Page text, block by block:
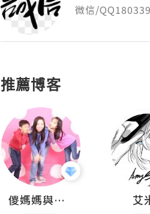
微信/
推薦博客
儍媽媽與兩隻小魔怪之家 艾